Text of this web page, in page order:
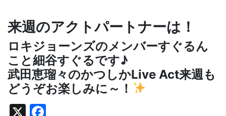
来週のアクトパートナーは！
ロキジョーンズのメンバーすぐるん
こと細谷すぐるです♪
武田恵瑠々のかつしかLive Act来週も
どうぞお楽しみに～！
X